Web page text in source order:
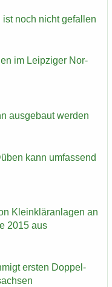
noch nicht ge­fal­len
im Leip­zi­ger Nor­
aus­ge­baut wer­den
kann um­fas­send
Klein­klär­an­la­gen an
2015 aus
ers­ten Dop­pel­